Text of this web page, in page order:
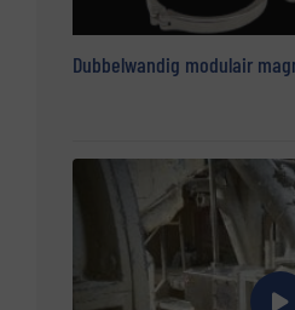
Dubbelwandig modulair